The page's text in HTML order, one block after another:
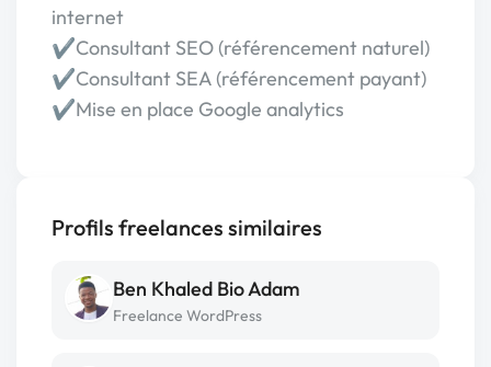
internet
✔️Consultant SEO (référencement naturel)
✔️Consultant SEA (référencement payant)
✔️Mise en place Google analytics
Profils freelances similaires
Ben Khaled Bio Adam
Freelance WordPress